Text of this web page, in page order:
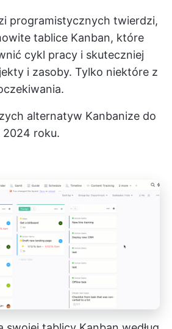
programistycznych twierdzi,
tablice Kanban, które
cykl pracy i skuteczniej
i zasoby. Tylko niektóre z
alternatyw Kanbanize do
roku.